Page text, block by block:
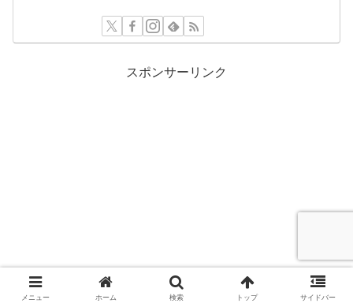
スポンサーリンク
メニュー ホーム 検索 トップ サイドバー